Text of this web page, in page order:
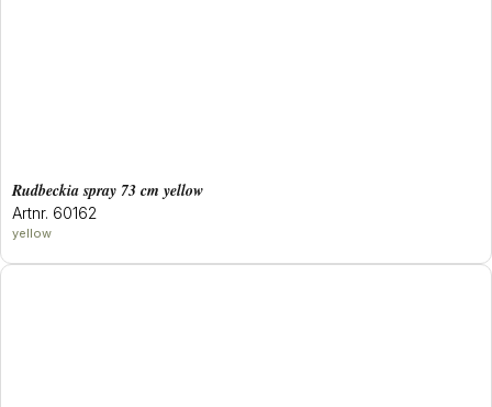
rudbeckia spray 73 cm yellow
Artnr. 60162
yellow